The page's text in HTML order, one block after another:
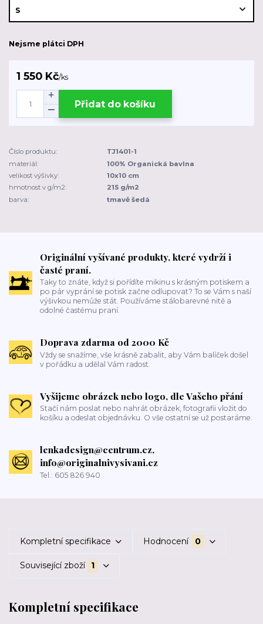
Nejsme plátci DPH
1 550 Kč/ks
Přidat do košíku
Číslo produktu:
TJ1401-1
materiál:
100% Organická bavlna
velikost výšivky:
10x10 cm
hmotnost v g/m2:
215 g/m2
barva:
tmavě šedá
Originální vyšívané produkty, které vydrží i
časté praní.
Taky to znáte, když si pořídíte mikinu s krásným potiskem a
po pár vyprání se potisk začne odlupovat? To se Vám s naší
výšivkou nemůže stát. Používáme stálobarevné nitě a
odolné častému praní.
Doprava zdarma od 2000 Kč
Vždy se snažíme, vše krásně zabalit, aby Vám balíček došel
v pořádku a udělal Vám radost.
Vyšijeme obrázek nebo logo, dle Vašeho přání
Stačí nám poslat nebo nahrát obrázek, fotografii vložit do
košíku a odeslat objednávku. O vše ostatní se už postaráme.
lenkadesign@centrum.cz,
info@originalnivysivani.cz
Tel.: 605 826 940
Kompletní specifikace Hodnocení 0
Související zboží 1
Kompletní specifikace